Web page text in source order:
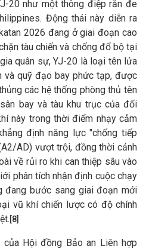
20 như một thông điệp răn đe
Động thái này diễn ra
2026 đang ở giai đoạn cao
tàu chiến và chống đổ bộ tại
quân sự, YJ-20 là loại tên lửa
quỹ đạo bay phức tạp, được
các hệ thống phòng thủ tên
bay và tàu khu trục của đối
này trong thời điểm nhạy cảm
định năng lực "chống tiếp
AD) vượt trội, đồng thời cảnh
về rủi ro khi can thiệp sâu vào
phân tích nhận định cuộc chạy
đang bước sang giai đoạn mới
vũ khí chiến lược có độ chính
[8]
Hội đồng Bảo an Liên hợp